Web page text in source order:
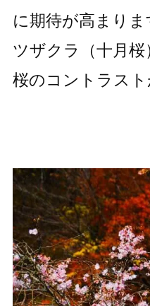
に期待が高まり
ツザクラ（十月桜
桜のコントラスト